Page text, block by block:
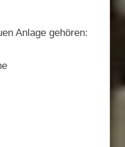
Anlage gehören: